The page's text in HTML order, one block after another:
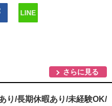
さらに見る
り/長期休暇あり/未経験OK/